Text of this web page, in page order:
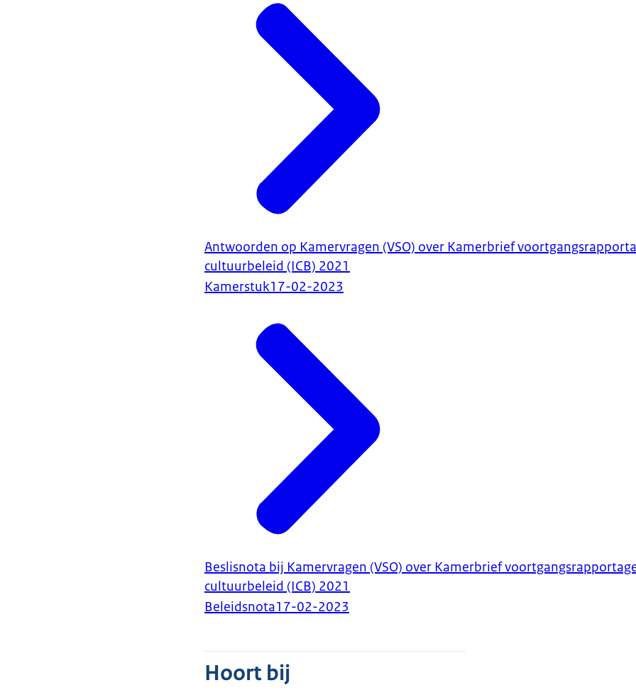
Antwoorden op Kamervragen (VSO) over Kamerbrief
cultuurbeleid (ICB) 2021
Kamerstuk17-02-2023
Beslisnota bij Kamervragen (VSO) over Kamerbrief
cultuurbeleid (ICB) 2021
Beleidsnota17-02-2023
Hoort bij